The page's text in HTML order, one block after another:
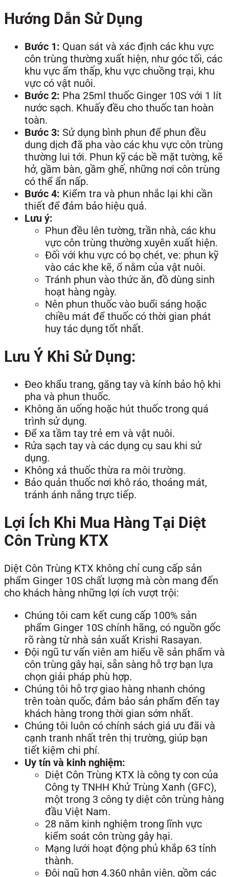
Hướng Dẫn Sử Dụng
Bước 1: Quan sát và xác định các khu vực
côn trùng thường xuất hiện, như góc tối, các
khu vực ẩm thấp, khu vực chuồng trại, khu
vực có vật nuôi.
Bước 2: Pha 25ml thuốc Ginger 10S với 1 lít
nước sạch. Khuấy đều cho thuốc tan hoàn
toàn.
Bước 3: Sử dụng bình phun để phun đều
dung dịch đã pha vào các khu vực côn trùng
thường lui tới. Phun kỹ các bề mặt tường, kẽ
hở, gầm bàn, gầm ghế, những nơi côn trùng
có thể ẩn nấp.
Bước 4: Kiểm tra và phun nhắc lại khi cần
thiết để đảm bảo hiệu quả.
Lưu ý:
Phun đều lên tường, trần nhà, các khu
vực côn trùng thường xuyên xuất hiện.
Đối với khu vực có bọ chét, ve: phun kỹ
vào các khe kẽ, ổ nằm của vật nuôi.
Tránh phun vào thức ăn, đồ dùng sinh
hoạt hàng ngày.
Nên phun thuốc vào buổi sáng hoặc
chiều mát để thuốc có thời gian phát
huy tác dụng tốt nhất.
Lưu Ý Khi Sử Dụng:
Đeo khẩu trang, găng tay và kính bảo hộ khi
pha và phun thuốc.
Không ăn uống hoặc hút thuốc trong quá
trình sử dụng.
Để xa tầm tay trẻ em và vật nuôi.
Rửa sạch tay và các dụng cụ sau khi sử
dụng.
Không xả thuốc thừa ra môi trường.
Bảo quản thuốc nơi khô ráo, thoáng mát,
tránh ánh nắng trực tiếp.
Lợi Ích Khi Mua Hàng Tại Diệt
Côn Trùng KTX
Diệt Côn Trùng KTX không chỉ cung cấp sản
phẩm Ginger 10S chất lượng mà còn mang đến
cho khách hàng những lợi ích vượt trội:
Chúng tôi cam kết cung cấp 100% sản
phẩm Ginger 10S chính hãng, có nguồn gốc
rõ ràng từ nhà sản xuất Krishi Rasayan.
Đội ngũ tư vấn viên am hiểu về sản phẩm và
côn trùng gây hại, sẵn sàng hỗ trợ bạn lựa
chọn giải pháp phù hợp.
Chúng tôi hỗ trợ giao hàng nhanh chóng
trên toàn quốc, đảm bảo sản phẩm đến tay
khách hàng trong thời gian sớm nhất.
Chúng tôi luôn có chính sách giá ưu đãi và
cạnh tranh nhất trên thị trường, giúp bạn
tiết kiệm chi phí.
Uy tín và kinh nghiệm:
Diệt Côn Trùng KTX là công ty con của
Công ty TNHH Khử Trùng Xanh (GFC),
một trong 3 công ty diệt côn trùng hàng
đầu Việt Nam.
28 năm kinh nghiệm trong lĩnh vực
kiểm soát côn trùng gây hại.
Mạng lưới hoạt động phủ khắp 63 tỉnh
thành.
Đội ngũ hơn 4.360 nhân viên, gồm các